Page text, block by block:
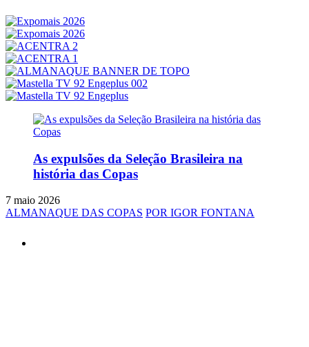
As expulsões da Seleção Brasileira na
história das Copas
7 maio 2026
ALMANAQUE DAS COPAS POR IGOR FONTANA